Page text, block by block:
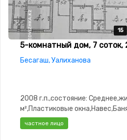
15
15
15
15
15
5-комнатный дом, 7 соток,
Бесагаш, Уалиханова
2008 г.п.,состояние:
м²,Пластиковые
частное лицо